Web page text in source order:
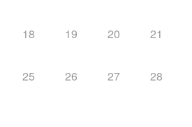
18 19 20 21
25 26 27 28